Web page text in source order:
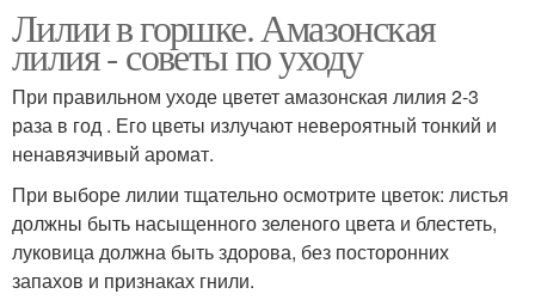
Лилии в горшке. Амазонская
лилия - советы по уходу
При правильном уходе цветет амазонская лилия 2-3
раза в год . Его цветы излучают невероятный тонкий и
ненавязчивый аромат.
При выборе лилии тщательно осмотрите цветок: листья
должны быть насыщенного зеленого цвета и блестеть,
луковица должна быть здорова, без посторонних
запахов и признаках гнили.